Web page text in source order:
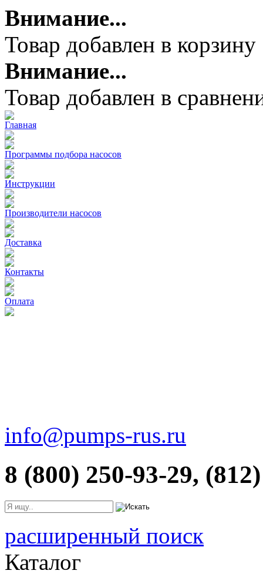
Внимание...
Товар добавлен в корзину
Внимание...
Товар добавлен в
Главная
Программы подбора насосов
Инструкции
Производители насосов
Доставка
Контакты
Оплата
info@pumps-rus.ru
8 (800) 250-93-29,
расширенный поиск
Каталог